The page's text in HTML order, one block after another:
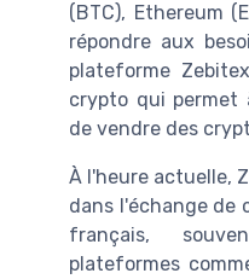
(BTC), Ethereum
répondre aux
plateforme
crypto qui permet
de vendre des
À l'heure actuelle,
dans l'échange de
français,
plateformes